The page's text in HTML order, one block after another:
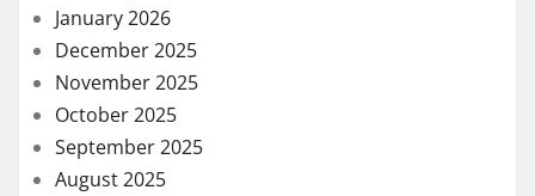
January 2026
December 2025
November 2025
October 2025
September 2025
August 2025